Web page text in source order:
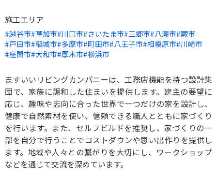
施工エリア
越谷市 草加市 川口市 さいたま市 三郷市 八潮市 蕨市
戸田市 稲城市 多摩市 町田市 八王子市 相模原市 川崎市
座間市 大和市 厚木市 横浜市
ますいいリビングカンパニーは、工務店機能を持つ設計集
団で、家族に調和した住まいを提供します。建主の要望に
応じ、趣味や志向に合った世界で一つだけの家を設計し、
健康で自然素材を使い、信頼できる職人とともに家づくり
を行います。また、セルフビルドを推奨し、家づくりの一
部を自分で行うことでコストダウンや思い出作りを提供し
ます。地域や人々との繋がりを大切にし、ワークショップ
などを通じて交流を深めています。